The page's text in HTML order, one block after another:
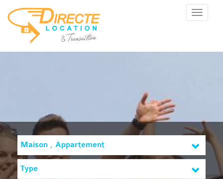
Menu
Maison , Appartement
Type